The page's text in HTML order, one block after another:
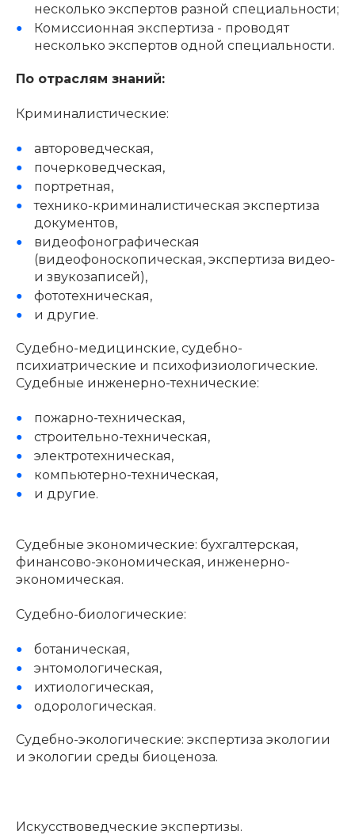
несколько экспертов разной специальности;
Комиссионная экспертиза - проводят
несколько экспертов одной специальности.
По отраслям знаний:
Криминалистические:
автороведческая,
почерковедческая,
портретная,
технико-криминалистическая экспертиза
документов,
видеофонографическая
(видеофоноскопическая, экспертиза видео-
и звукозаписей),
фототехническая,
и другие.
Судебно-медицинские, судебно-
психиатрические и психофизиологические.
Судебные инженерно-технические:
пожарно-техническая,
строительно-техническая,
электротехническая,
компьютерно-техническая,
и другие.
Судебные экономические: бухгалтерская,
финансово-экономическая, инженерно-
экономическая.
Судебно-биологические:
ботаническая,
энтомологическая,
ихтиологическая,
одорологическая.
Судебно-экологические: экспертиза экологии
и экологии среды биоценоза.
Искусствоведческие экспертизы.